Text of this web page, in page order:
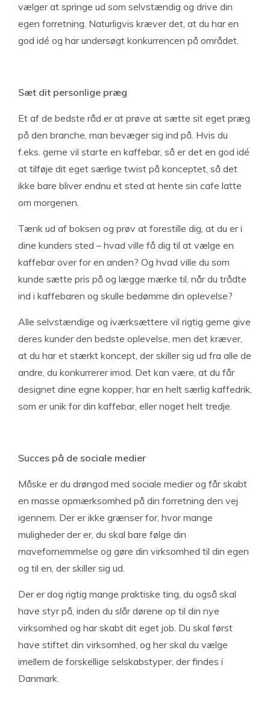
vælger at springe ud som selvstændig og drive din
egen forretning. Naturligvis kræver det, at du har en
god idé og har undersøgt konkurrencen på området.
Sæt dit personlige præg
Et af de bedste råd er at prøve at sætte sit eget præg
på den branche, man bevæger sig ind på. Hvis du
f.eks. gerne vil starte en kaffebar, så er det en god idé
at tilføje dit eget særlige twist på konceptet, så det
ikke bare bliver endnu et sted at hente sin cafe latte
om morgenen.
Tænk ud af boksen og prøv at forestille dig, at du er i
dine kunders sted – hvad ville få dig til at vælge en
kaffebar over for en anden? Og hvad ville du som
kunde sætte pris på og lægge mærke til, når du trådte
ind i kaffebaren og skulle bedømme din oplevelse?
Alle selvstændige og iværksættere vil rigtig gerne give
deres kunder den bedste oplevelse, men det kræver,
at du har et stærkt koncept, der skiller sig ud fra alle de
andre, du konkurrerer imod. Det kan være, at du får
designet dine egne kopper, har en helt særlig kaffedrik,
som er unik for din kaffebar, eller noget helt tredje.
Succes på de sociale medier
Måske er du drøngod med sociale medier og får skabt
en masse opmærksomhed på din forretning den vej
igennem. Der er ikke grænser for, hvor mange
muligheder der er, du skal bare følge din
mavefornemmelse og gøre din virksomhed til din egen
og til en, der skiller sig ud.
Der er dog rigtig mange praktiske ting, du også skal
have styr på, inden du slår dørene op til din nye
virksomhed og har skabt dit eget job. Du skal først
have stiftet din virksomhed, og her skal du vælge
imellem de forskellige selskabstyper, der findes i
Danmark.